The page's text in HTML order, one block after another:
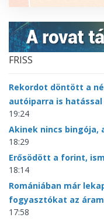
FRISS
Rekordot döntött a
autóiparra is
19:24
Akinek nincs bingója,
18:29
Erősödött a forint,
18:14
Romániában már
fogyasztókat az
17:58